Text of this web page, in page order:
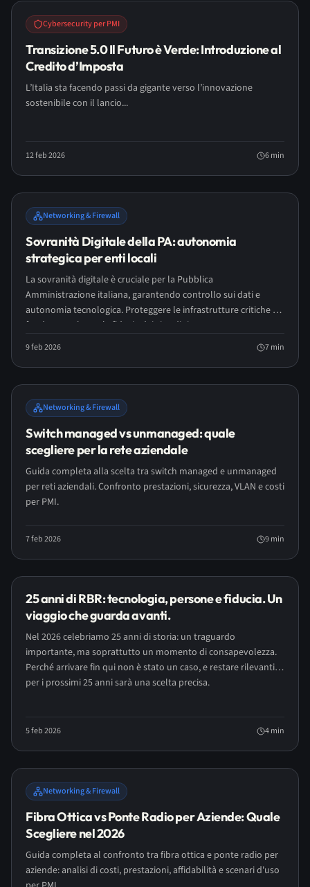
Cybersecurity per PMI
Transizione 5.0 Il Futuro è Verde: Introduzione al
Credito d’Imposta
L’Italia sta facendo passi da gigante verso l’innovazione
sostenibile con il lancio...
12 feb 2026 6min
Networking & Firewall
Sovranità Digitale della PA: autonomia
strategica per enti locali
La sovranità digitale è cruciale per la Pubblica
Amministrazione italiana, garantendo controllo sui dati e
autonomia tecnologica. Proteggere le infrastrutture critiche è
fondamentale per la fiducia dei cittadini.
9 feb 2026 7min
Networking & Firewall
Switch managed vs unmanaged: quale
scegliere per la rete aziendale
Guida completa alla scelta tra switch managed e unmanaged
per reti aziendali. Confronto prestazioni, sicurezza, VLAN e costi
per PMI.
7 feb 2026 9min
25 anni di RBR: tecnologia, persone e fiducia. Un
viaggio che guarda avanti.
Nel 2026 celebriamo 25 anni di storia: un traguardo
importante, ma soprattutto un momento di consapevolezza.
Perché arrivare fin qui non è stato un caso, e restare rilevanti
per i prossimi 25 anni sarà una scelta precisa.
5 feb 2026 4min
Networking & Firewall
Fibra Ottica vs Ponte Radio per Aziende: Quale
Scegliere nel 2026
Guida completa al confronto tra fibra ottica e ponte radio per
aziende: analisi di costi, prestazioni, affidabilità e scenari d'uso